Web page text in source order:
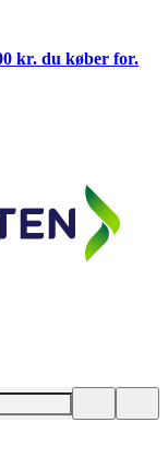
kr. du køber for.